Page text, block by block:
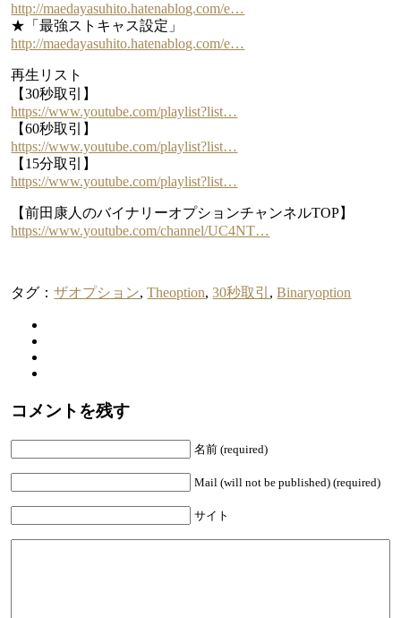
http://maedayasuhito.hatenablog.com/e…
★「最強ストキャス設定」
http://maedayasuhito.hatenablog.com/e…
再生リスト
【30秒取引】
https://www.youtube.com/playlist?list…
【60秒取引】
https://www.youtube.com/playlist?list…
【15分取引】
https://www.youtube.com/playlist?list…
【前田康人のバイナリーオプションチャンネルTOP】
https://www.youtube.com/channel/UC4NT…
タグ：ザオプション,Theoption,30秒取引 ,Binaryoption
コメントを残す
名前 (required)
Mail (will not be published) (required)
サイト